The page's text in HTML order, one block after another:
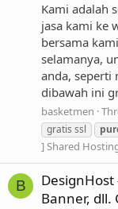
Kami adalah
jasa kami ke
bersama
selamanya,
anda, seperti
dibawah ini
basketmen
gratis ssl
] Shared
B
DesignHost
Banner, dll.